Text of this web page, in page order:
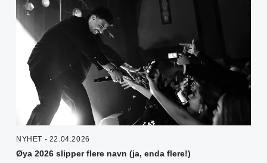
NYHET - 22.04.2026
Øya 2026 slipper flere navn (ja, enda flere!)